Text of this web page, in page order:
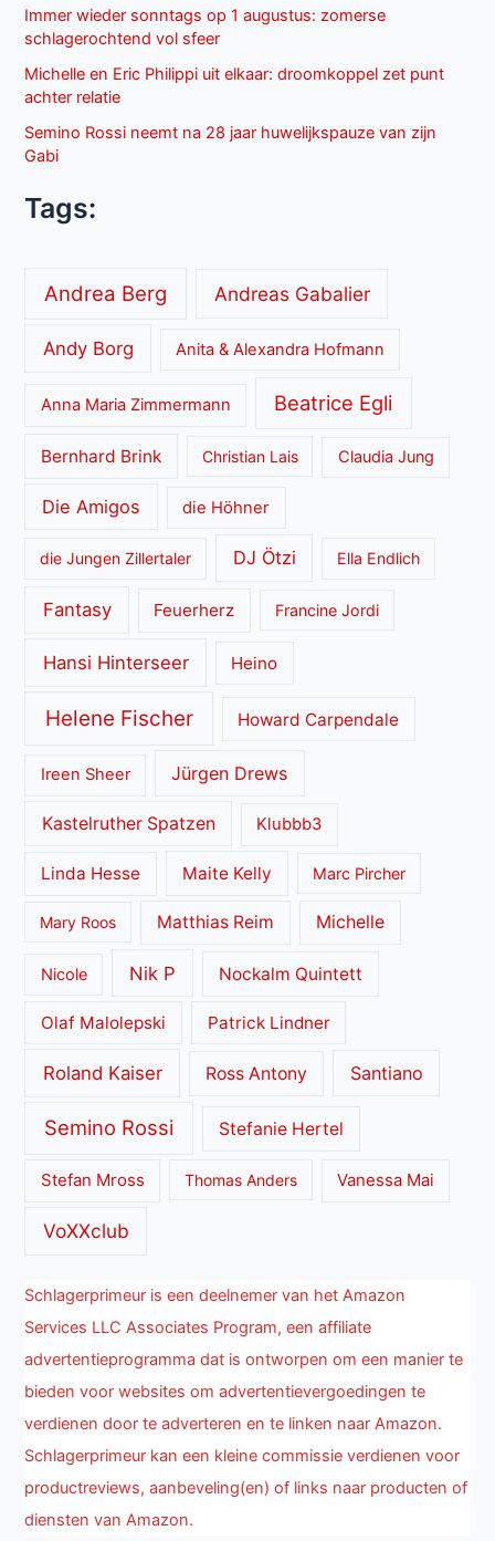
Immer wieder sonntags op 1 augustus: zomerse
schlagerochtend vol sfeer
Michelle en Eric Philippi uit elkaar: droomkoppel zet punt
achter relatie
Semino Rossi neemt na 28 jaar huwelijkspauze van zijn
Gabi
Tags:
Andrea Berg Andreas Gabalier
Andy Borg Anita & Alexandra Hofmann
Anna Maria Zimmermann Beatrice Egli
Bernhard Brink Christian Lais Claudia Jung
Die Amigos die Höhner
die Jungen Zillertaler DJ Ötzi Ella Endlich
Fantasy Feuerherz Francine Jordi
Hansi Hinterseer Heino
Helene Fischer Howard Carpendale
Ireen Sheer Jürgen Drews
Kastelruther Spatzen Klubbb3
Linda Hesse Maite Kelly Marc Pircher
Mary Roos Matthias Reim Michelle
Nicole Nik P Nockalm Quintett
Olaf Malolepski Patrick Lindner
Roland Kaiser Ross Antony Santiano
Semino Rossi Stefanie Hertel
Stefan Mross Thomas Anders Vanessa Mai
VoXXclub
Schlagerprimeur is een deelnemer van het Amazon
Services LLC Associates Program, een affiliate
advertentieprogramma dat is ontworpen om een manier te
bieden voor websites om advertentievergoedingen te
verdienen door te adverteren en te linken naar Amazon.
Schlagerprimeur kan een kleine commissie verdienen voor
productreviews, aanbeveling(en) of links naar producten of
diensten van Amazon.